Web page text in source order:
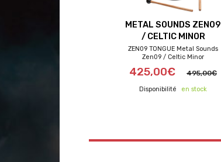
METAL SOUNDS ZEN09
/ CELTIC MINOR
ZEN09 TONGUE Metal Sounds
Zen09 / Celtic Minor
425,00€ 495,00€
en stock
frais de port offerts